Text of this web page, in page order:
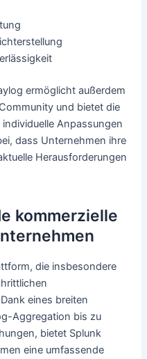
ermöglicht außerdem
und bietet die
Anpassungen
dass Unternehmen ihre
Herausforderungen
kommerzielle
die insbesondere
eines breiten
Aggregation bis zu
bietet Splunk
eine umfassende